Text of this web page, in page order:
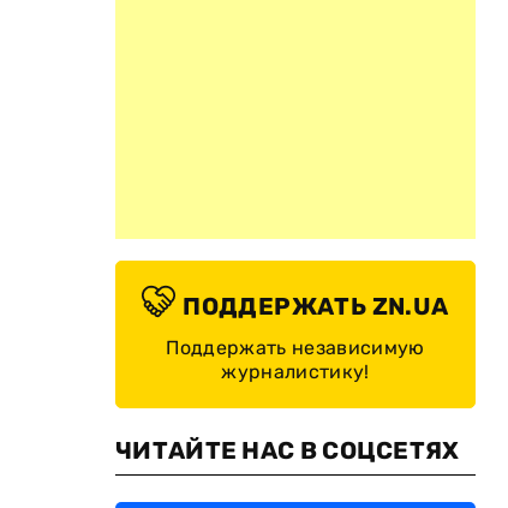
ПОДДЕРЖАТЬ ZN.UA
Поддержать независимую
журналистику!
ЧИТАЙТЕ НАС В СОЦСЕТЯХ